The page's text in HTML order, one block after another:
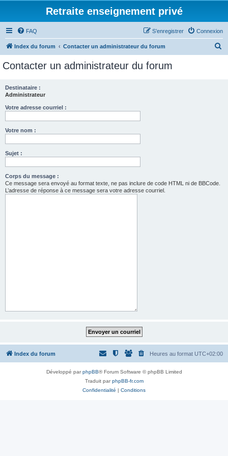
Retraite enseignement privé
FAQ Connexion
S’enregistrer
Index du forum Contacter un administrateur du forum
Contacter un administrateur du forum
Destinataire :
Administrateur
Votre adresse courriel :
Votre nom :
Sujet :
Corps du message :
Ce message sera envoyé au format texte, ne pas inclure de code HTML ni de BBCode.
L’adresse de réponse à ce message sera votre adresse courriel.
Index du forum Heures au format UTC+02:00
Développé parphpBB® Forum Software © phpBB Limited
Traduit parphpBB-fr.com
Confidentialité | Conditions